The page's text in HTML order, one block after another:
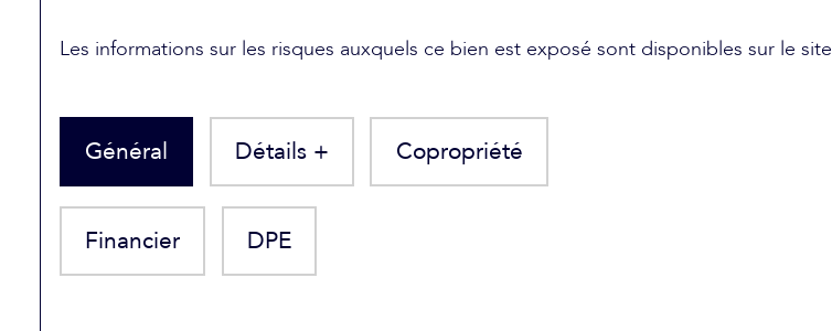
Les informations sur les risques auxquels ce bien est exposé sont disponibles sur le site
Général Détails + Copropriété
Financier DPE